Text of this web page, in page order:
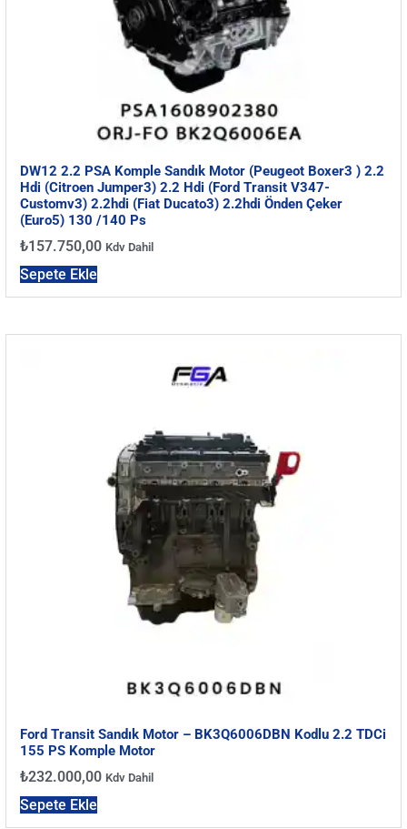
DW12 2.2 PSA Komple Sandık Motor (Peugeot Boxer3 ) 2.2
Hdi (Citroen Jumper3) 2.2 Hdi (Ford Transit V347-
Customv3) 2.2hdi (Fiat Ducato3) 2.2hdi Önden Çeker
(Euro5) 130 /140 Ps
₺157.750,00 Kdv Dahil
Sepete Ekle
Ford Transit Sandık Motor – BK3Q6006DBN Kodlu 2.2 TDCi
155 PS Komple Motor
₺232.000,00 Kdv Dahil
Sepete Ekle